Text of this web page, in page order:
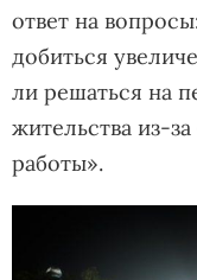
ответ на
добиться
ли решаться на
жительства из-
работы».